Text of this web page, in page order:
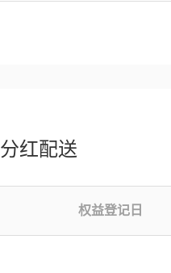
分红配送
权益登记日